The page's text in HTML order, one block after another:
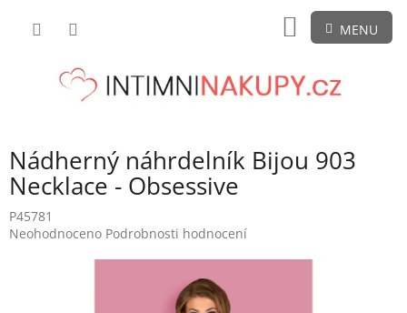
NÁKUPNÍ
KOŠÍK
Nádherný náhrdelník Bijou 903
Necklace - Obsessive
P45781
Průměrné
Neohodnoceno Podrobnosti hodnocení